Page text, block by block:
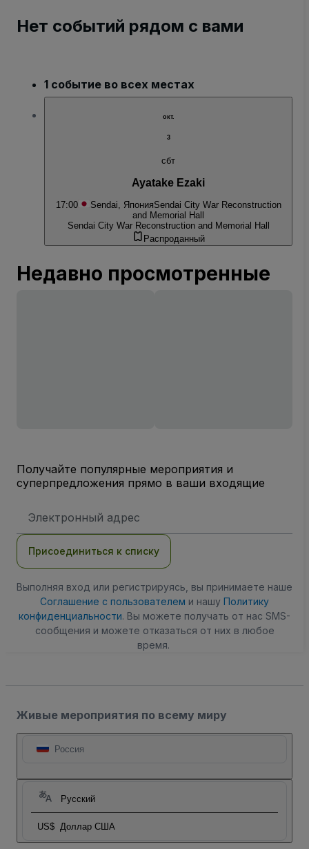
Нет событий рядом с вами
1 событие во всех местах
окт.
3
сбт
Ayatake Ezaki
17:00 Sendai, ЯпонияSendai City War Reconstruction
and Memorial Hall
Sendai City War Reconstruction and Memorial Hall
Распроданный
Недавно просмотренные
Получайте популярные мероприятия и
суперпредложения прямо в ваши входящие
электронной
Присоединиться к списку
Выполняя вход или регистрируясь, вы принимаете наше
Соглашение с пользователем и нашу Политику
конфиденциальности. Вы можете получать от нас SMS-
сообщения и можете отказаться от них в любое
время.
Живые мероприятия по всему миру
Россия
Русский
US$ Доллар США